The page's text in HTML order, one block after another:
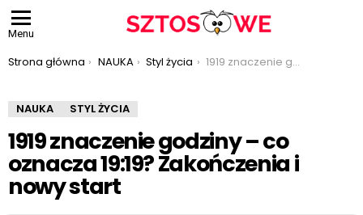
Menu
Jesteś tutaj:
Strona główna NAUKA Styl życia 1919 znaczenie godziny – co oznacza 19:19? Zakończenia i nowy start
NAUKA STYL ŻYCIA
1919 znaczenie godziny – co
oznacza 19:19? Zakończenia i
nowy start